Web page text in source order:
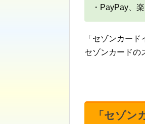
・PayPay、
「セゾンカー
セゾンカードの
「セゾン